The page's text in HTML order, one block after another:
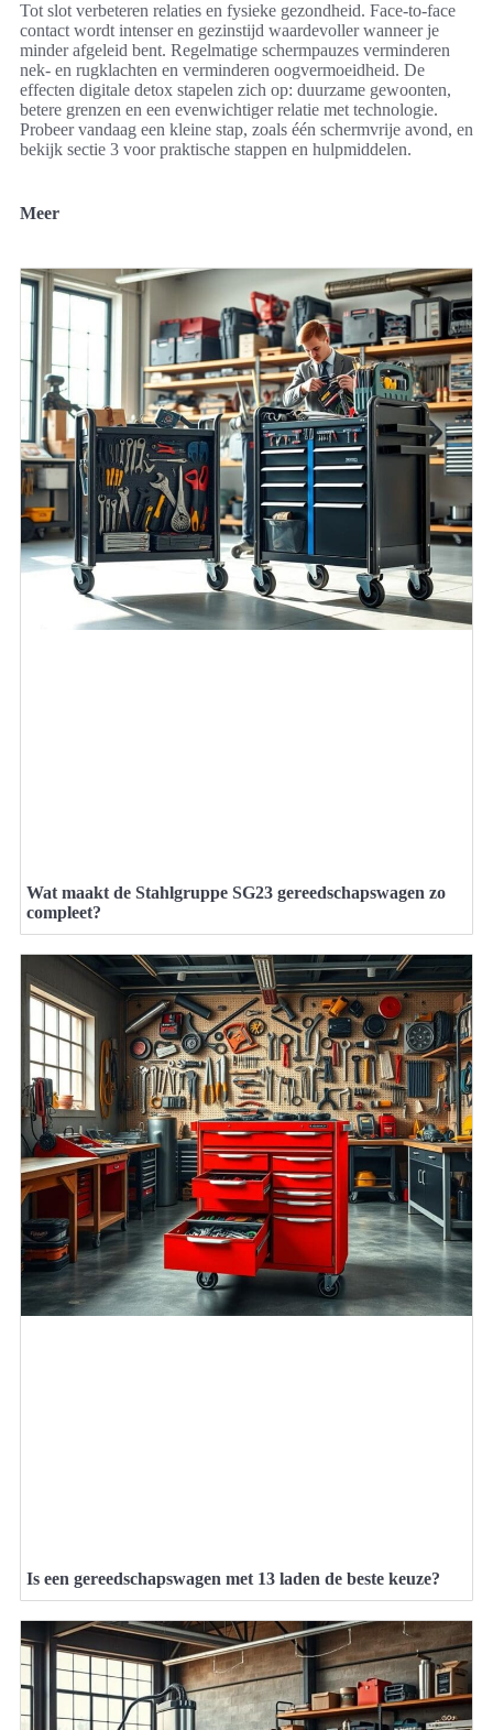
Tot slot verbeteren relaties en fysieke gezondheid. Face-to-face
contact wordt intenser en gezinstijd waardevoller wanneer je
minder afgeleid bent. Regelmatige schermpauzes verminderen
nek- en rugklachten en verminderen oogvermoeidheid. De
effecten digitale detox stapelen zich op: duurzame gewoonten,
betere grenzen en een evenwichtiger relatie met technologie.
Probeer vandaag een kleine stap, zoals één schermvrije avond, en
bekijk sectie 3 voor praktische stappen en hulpmiddelen.
Meer
Wat maakt de Stahlgruppe SG23 gereedschapswagen zo
compleet?
Is een gereedschapswagen met 13 laden de beste keuze?